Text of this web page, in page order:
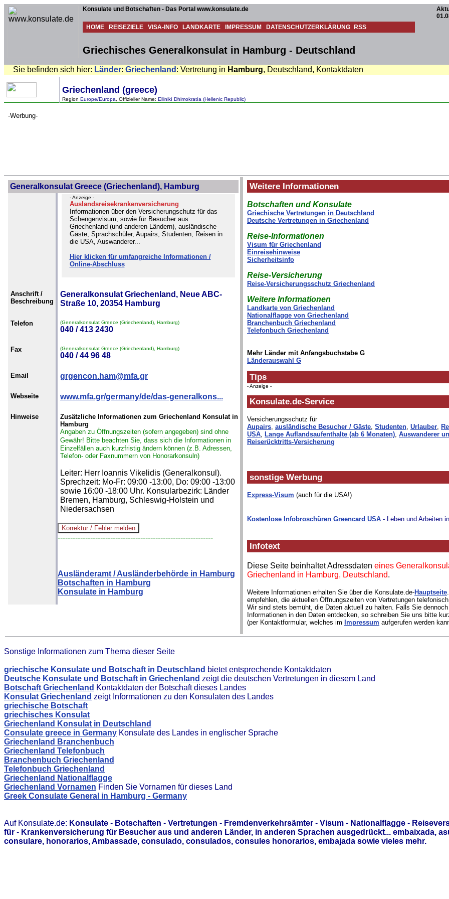
Konsulate und Botschaften - Das Portal www.konsulate.de
HOME REISEZIELE VISA-INFO LANDKARTE IMPRESSUM DATENSCHUTZERKLÄRUNG RSS
Griechisches Generalkonsulat in Hamburg - Deutschland
Sie befinden sich hier: Länder: Griechenland : Vertretung in Hamburg, Deutschland, Kontaktdaten
Griechenland (greece)
Region Europe/Europa , Offizieller Name: Ellinikí Dhimokratía (Hellenic Republic)
-Werbung-
Generalkonsulat Greece (Griechenland), Hamburg
- Anzeige -
Auslandsreisekrankenversicherung
Informationen über den Versicherungschutz für das
Schengenvisum, sowie für Besucher aus
Griechenland (und anderen Ländern), ausländische
Gäste, Sprachschüler, Aupairs, Studenten, Reisen in
die USA, Auswanderer...
Hier klicken für umfangreiche Informationen /
Online-Abschluss
Anschrift /
Beschreibung
Generalkonsulat Griechenland, Neue ABC-
Straße 10, 20354 Hamburg
Telefon (Generalkonsulat Greece (Griechenland), Hamburg)
040 / 413 2430
Fax (Generalkonsulat Greece (Griechenland), Hamburg)
040 / 44 96 48
Email grgencon.ham@mfa.gr
Webseite www.mfa.gr/germany/de/das-generalkons...
Hinweise
Zusätzliche Informationen zum Griechenland Konsulat in
Hamburg
Angaben zu Öffnungszeiten (sofern angegeben) sind ohne
Gewähr! Bitte beachten Sie, dass sich die Informationen in
Einzelfällen auch kurzfristig ändern können (z.B. Adressen,
Telefon- oder Faxnummern von Honorarkonsuln)
Leiter: Herr Ioannis Vikelidis (Generalkonsul).
Sprechzeit: Mo-Fr: 09:00 -13:00, Do: 09:00 -13:00
sowie 16:00 -18:00 Uhr. Konsularbezirk: Länder
Bremen, Hamburg, Schleswig-Holstein und
Niedersachsen
--------------------------------------------------------------
Ausländeramt / Ausländerbehörde in Hamburg
Botschaften in Hamburg
Konsulate in Hamburg
Weitere Informationen
Botschaften und Konsulate
Griechische Vertretungen in Deutschland
Deutsche Vertretungen in Griechenland
Reise-Informationen
Visum für Griechenland
Einreisehinweise
Sicherheitsinfo
Reise-Versicherung
Reise-Versicherungsschutz Griechenland
Weitere Informationen
Landkarte von Griechenland
Nationalflagge von Griechenland
Branchenbuch Griechenland
Telefonbuch Griechenland
Mehr Länder mit Anfangsbuchstabe G
Länderauswahl G
Tips
- Anzeige -
Konsulate.de-Service
Versicherungsschutz für
Aupairs, ausländische Besucher / Gäste, Studenten, Urlauber,
USA, Lange Auflandsaufenthalte (ab 6 Monaten), Auswanderer
Reiserücktritts-Versicherung
sonstige Werbung
Express-Visum (auch für die USA!)
Kostenlose Infobroschüren Greencard USA - Leben und Arbeiten
Infotext
Diese Seite beinhaltet Adressdaten eines
Griechenland in Hamburg, Deutschland.
Weitere Informationen erhalten Sie über die Konsulate.de-Hauptseite
empfehlen, die aktuellen Öffnungszeiten von Vertretungen
Wir sind stets bemüht, die Daten aktuell zu halten. Falls Sie
Informationen in den Daten entdecken, so schreiben Sie uns bitte
(per Kontaktformular, welches im Impressum aufgerufen werden
Sonstige Informationen zum Thema dieser Seite
griechische Konsulate und Botschaft in Deutschland bietet entsprechende Kontaktdaten
Deutsche Konsulate und Botschaft in Griechenland zeigt die deutschen Vertretungen in diesem Land
Botschaft Griechenland Kontaktdaten der Botschaft dieses Landes
Konsulat Griechenland zeigt Informationen zu den Konsulaten des Landes
griechische Botschaft
griechisches Konsulat
Griechenland Konsulat in Deutschland
Consulate greece in Germany Konsulate des Landes in englischer Sprache
Griechenland Branchenbuch
Griechenland Telefonbuch
Branchenbuch Griechenland
Telefonbuch Griechenland
Griechenland Nationalflagge
Griechenland Vornamen Finden Sie Vornamen für dieses Land
Greek Consulate General in Hamburg - Germany
Auf Konsulate.de: Konsulate - Botschaften - Vertretungen - Fremdenverkehrsämter - Visum - Nationalflagge -
für - Krankenversicherung für Besucher aus und anderen Länder, in anderen Sprachen ausgedrückt... embaixada,
consulare, honorarios, Ambassade, consulado, consulados, consules honorarios, embajada sowie vieles mehr.